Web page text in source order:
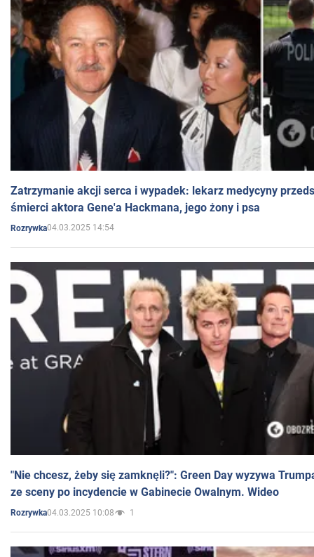
Zatrzymanie akcji serca i wypadek: lekarz medycyny
śmierci aktora Gene'a Hackmana, jego żony i psa
Rozrywka04.03.2025 14:54
"Nie chcesz, żeby się zamknęli?": Green Day wyzywa
ze sceny po incydencie w Gabinecie Owalnym. Wideo
Rozrywka04.03.2025 10:08 1